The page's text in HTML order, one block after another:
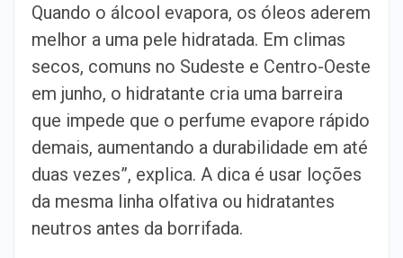
Quando o álcool evapora, os óleos aderem
melhor a uma pele hidratada. Em climas
secos, comuns no Sudeste e Centro-Oeste
em junho, o hidratante cria uma barreira
que impede que o perfume evapore rápido
demais, aumentando a durabilidade em até
duas vezes”, explica. A dica é usar loções
da mesma linha olfativa ou hidratantes
neutros antes da borrifada.